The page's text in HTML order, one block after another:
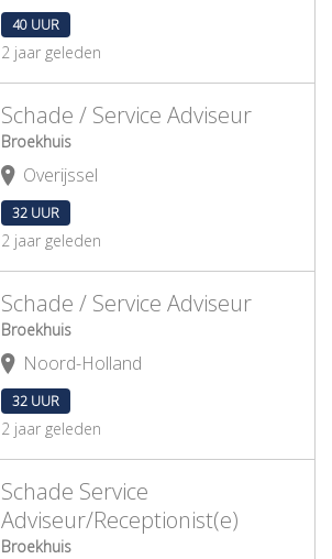
40 UUR
2 jaar geleden
Schade / Service Adviseur
Broekhuis
Overijssel
32 UUR
2 jaar geleden
Schade / Service Adviseur
Broekhuis
Noord-Holland
32 UUR
2 jaar geleden
Schade Service
Adviseur/Receptionist(e)
Broekhuis